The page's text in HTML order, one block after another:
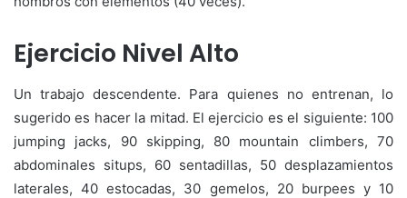
Ejercicio Nivel Alto
Un trabajo descendente. Para quienes no entrenan, lo
sugerido es hacer la mitad. El ejercicio es el siguiente: 100
jumping jacks, 90 skipping, 80 mountain climbers, 70
abdominales situps, 60 sentadillas, 50 desplazamientos
laterales, 40 estocadas, 30 gemelos, 20 burpees y 10